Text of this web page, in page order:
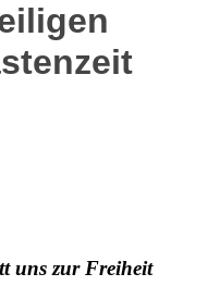
uns zur Freiheit